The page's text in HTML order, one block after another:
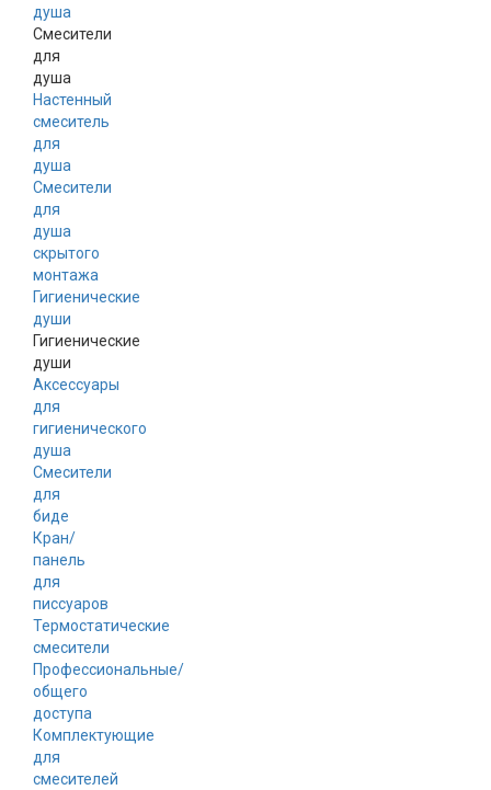
душа
Смесители
для
душа
Настенный
смеситель
для
душа
Смесители
для
душа
скрытого
монтажа
Гигиенические
души
Гигиенические
души
Аксессуары
для
гигиенического
душа
Смесители
для
биде
Кран/
панель
для
писсуаров
Термостатические
смесители
Профессиональные/
общего
доступа
Комплектующие
для
смесителей